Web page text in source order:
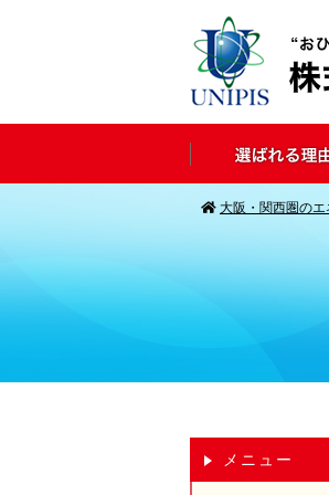
大阪・関西圏の
メニュー